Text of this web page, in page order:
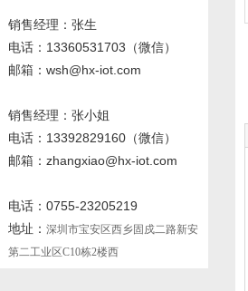
销售经理：张生
电话 ：13360531703 （微信）
邮箱：wsh@hx-iot.com
销售经理：张小姐
电话 ：13392829160 （微信）
邮箱：zhangxiao@hx-iot.com
电话：0755-23205219
地址： 深圳市宝安区西乡固戍二路新安
第二工业区C10栋2楼西